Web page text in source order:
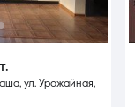
ул. Урожайная,